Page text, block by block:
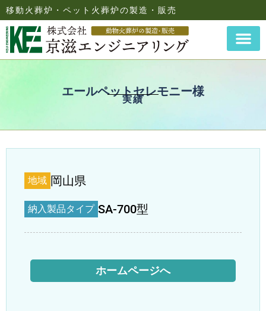
移動火葬炉・ペット火葬炉の製造・販売
エールペットセレモニー様
実績
地域 岡山県
納入製品タイプ SA-700型
ホームページへ